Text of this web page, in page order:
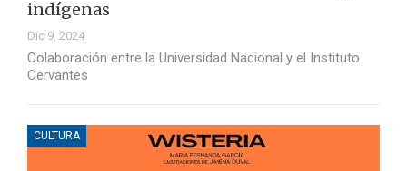
indígenas
Dic 9, 2024
Colaboración entre la Universidad Nacional y el Instituto
Cervantes
CULTURA